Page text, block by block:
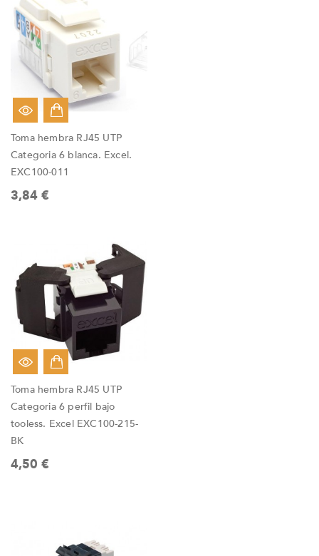
Toma hembra RJ45 UTP
Categoria 6 blanca. Excel.
EXC100-011
3,84 €
Toma hembra RJ45 UTP
Categoria 6 perfil bajo
tooless. Excel EXC100-215-
BK
4,50 €